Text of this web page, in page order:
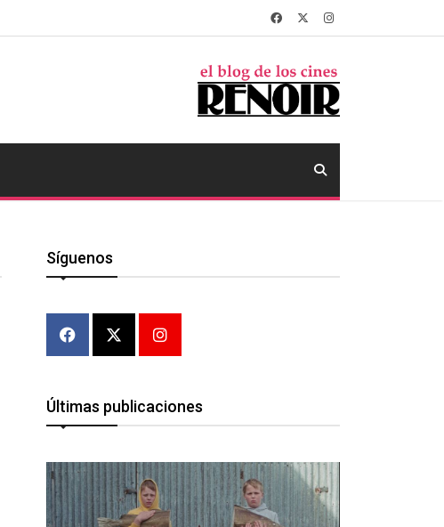
Síguenos
Últimas publicaciones